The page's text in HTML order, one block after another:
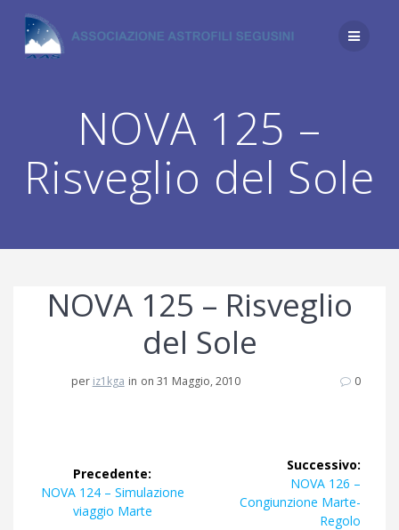
contenuto
NOVA 125 –
Risveglio del Sole
NOVA 125 – Risveglio
del Sole
per iz1kga in on 31 Maggio, 2010 0
articoliPrecedente:
Articolo
precedente:
NOVA 124 – Simulazione
viaggio Marte
Successivo:
Articolo
successivo:
NOVA 126 –
Congiunzione Marte-
Regolo